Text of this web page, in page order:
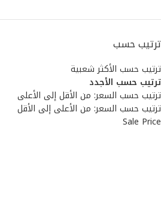
ترتيب حسب
ترتيب حسب الأكثر شعبية
ترتيب حسب الأجدد
ترتيب حسب السعر: من الأقل إلى الأعلى
ترتيب حسب السعر: من الأعلى إلى الأقل
Sale Price